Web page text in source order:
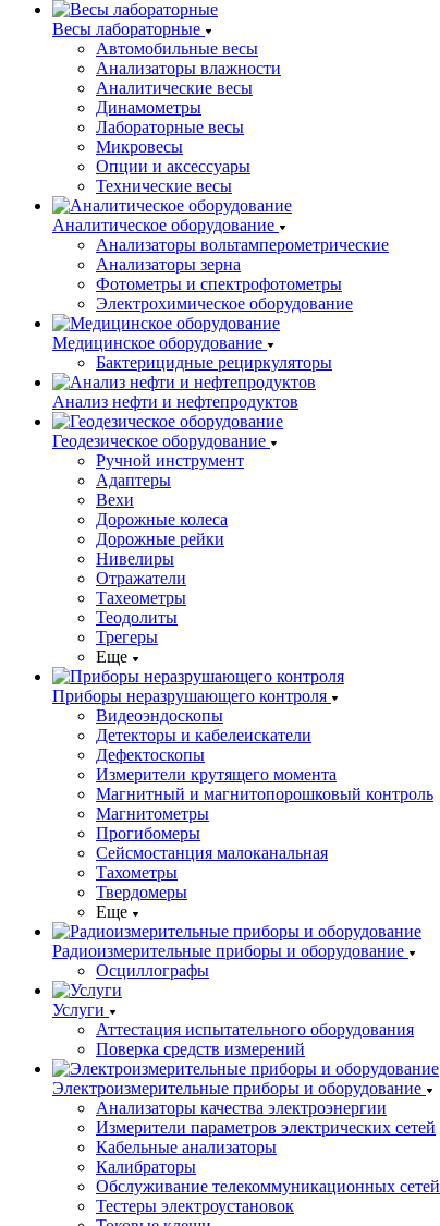
Весы лабораторные
Автомобильные весы
Анализаторы влажности
Аналитические весы
Динамометры
Лабораторные весы
Микровесы
Опции и аксессуары
Технические весы
Аналитическое оборудование
Анализаторы вольтамперометрические
Анализаторы зерна
Фотометры и спектрофотометры
Электрохимическое оборудование
Медицинское оборудование
Бактерицидные рециркуляторы
Анализ нефти и нефтепродуктов
Геодезическое оборудование
Ручной инструмент
Адаптеры
Вехи
Дорожные колеса
Дорожные рейки
Нивелиры
Отражатели
Тахеометры
Теодолиты
Трегеры
Еще
Приборы неразрушающего контроля
Видеоэндоскопы
Детекторы и кабелеискатели
Дефектоскопы
Измерители крутящего момента
Магнитный и магнитопорошковый контроль
Магнитометры
Прогибомеры
Сейсмостанция малоканальная
Тахометры
Твердомеры
Еще
Радиоизмерительные приборы и оборудование
Осциллографы
Услуги
Аттестация испытательного оборудования
Поверка средств измерений
Электроизмерительные приборы и оборудование
Анализаторы качества электроэнергии
Измерители параметров электрических сетей
Кабельные анализаторы
Калибраторы
Обслуживание телекоммуникационных сетей
Тестеры электроустановок